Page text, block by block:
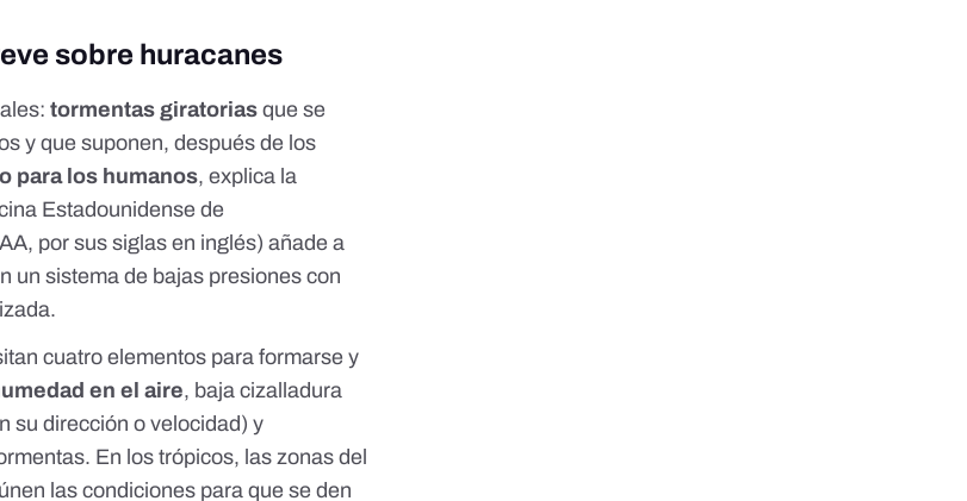
sobre huracanes
: tormentas giratorias que se
y que suponen, después de los
para los humanos,explica la
Estadounidense de
por sus siglas en inglés) añade a
un sistema de bajas presiones con
cuatro elementos para formarse y
en el aire, baja cizalladura
su dirección o velocidad) y
En lostrópicos, las zonas del
las condiciones para que se den